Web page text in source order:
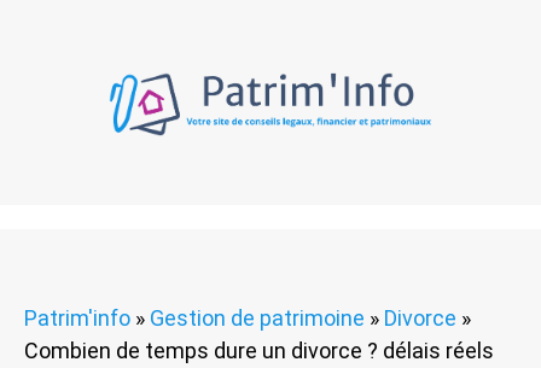
Patrim'info » Gestion de patrimoine » Divorce »
Combien de temps dure un divorce ? délais réels